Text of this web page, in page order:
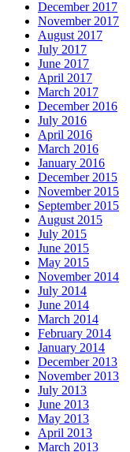
December 2017
November 2017
August 2017
July 2017
June 2017
April 2017
March 2017
December 2016
July 2016
April 2016
March 2016
January 2016
December 2015
November 2015
September 2015
August 2015
July 2015
June 2015
May 2015
November 2014
July 2014
June 2014
March 2014
February 2014
January 2014
December 2013
November 2013
July 2013
June 2013
May 2013
April 2013
March 2013